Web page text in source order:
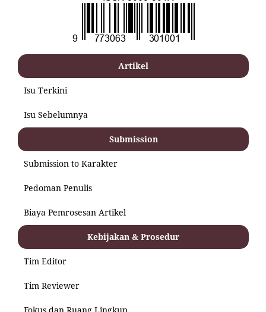
Artikel
Isu Terkini
Isu Sebelumnya
Submission
Submission to Karakter
Pedoman Penulis
Biaya Pemrosesan Artikel
Kebijakan & Prosedur
Tim Editor
Tim Reviewer